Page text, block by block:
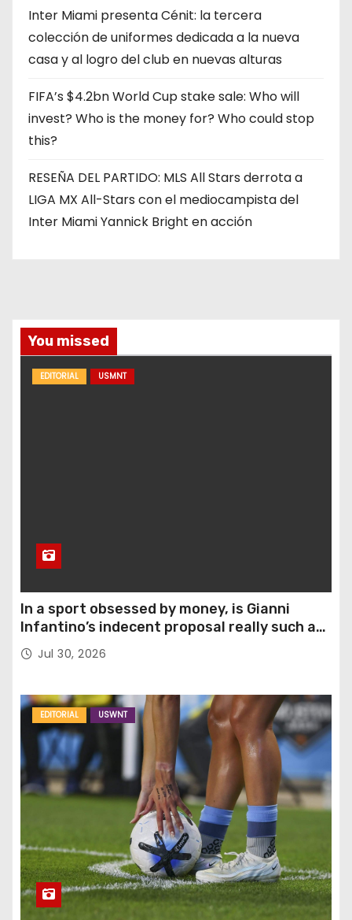
Inter Miami presenta Cénit: la tercera
colección de uniformes dedicada a la nueva
casa y al logro del club en nuevas alturas
FIFA’s $4.2bn World Cup stake sale: Who will
invest? Who is the money for? Who could stop
this?
RESEÑA DEL PARTIDO: MLS All Stars derrota a
LIGA MX All-Stars con el mediocampista del
Inter Miami Yannick Bright en acción
You missed
EDITORIAL USMNT
In a sport obsessed by money, is Gianni
Infantino’s indecent proposal really such a
surprise?
Jul 30, 2026
EDITORIAL USWNT